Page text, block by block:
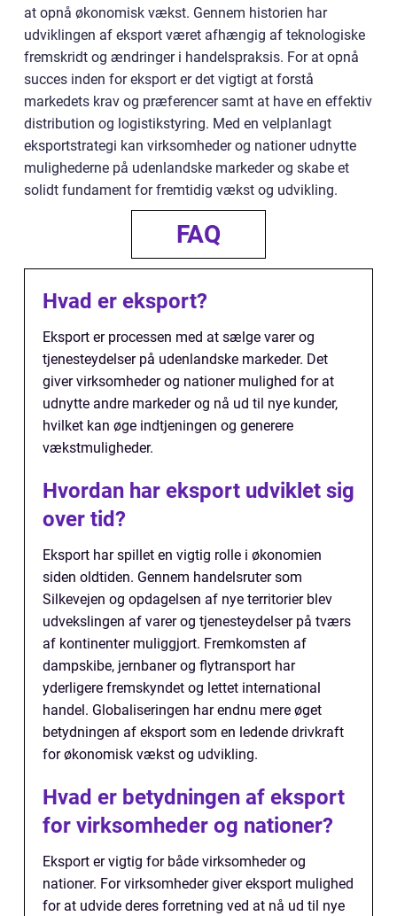
at opnå økonomisk vækst. Gennem historien har
udviklingen af eksport været afhængig af teknologiske
fremskridt og ændringer i handelspraksis. For at opnå
succes inden for eksport er det vigtigt at forstå
markedets krav og præferencer samt at have en effektiv
distribution og logistikstyring. Med en velplanlagt
eksportstrategi kan virksomheder og nationer udnytte
mulighederne på udenlandske markeder og skabe et
solidt fundament for fremtidig vækst og udvikling.
FAQ
Hvad er eksport?
Eksport er processen med at sælge varer og
tjenesteydelser på udenlandske markeder. Det
giver virksomheder og nationer mulighed for at
udnytte andre markeder og nå ud til nye kunder,
hvilket kan øge indtjeningen og generere
vækstmuligheder.
Hvordan har eksport udviklet sig
over tid?
Eksport har spillet en vigtig rolle i økonomien
siden oldtiden. Gennem handelsruter som
Silkevejen og opdagelsen af nye territorier blev
udvekslingen af varer og tjenesteydelser på tværs
af kontinenter muliggjort. Fremkomsten af
dampskibe, jernbaner og flytransport har
yderligere fremskyndet og lettet international
handel. Globaliseringen har endnu mere øget
betydningen af eksport som en ledende drivkraft
for økonomisk vækst og udvikling.
Hvad er betydningen af eksport
for virksomheder og nationer?
Eksport er vigtig for både virksomheder og
nationer. For virksomheder giver eksport mulighed
for at udvide deres forretning ved at nå ud til nye